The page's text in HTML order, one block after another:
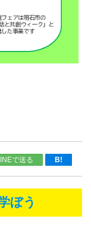
で送る B!
ぼう